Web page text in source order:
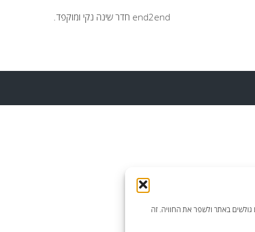
גולשים באתר ולשפר את החוויה. זה
end2end חדר שינה נקי ומוקפד.